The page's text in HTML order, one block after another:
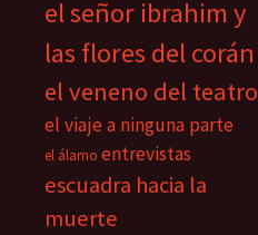
el señor ibrahim y
las flores del corán
el veneno del teatro
el viaje a ninguna parte
el álamo entrevistas
escuadra hacia la
muerte